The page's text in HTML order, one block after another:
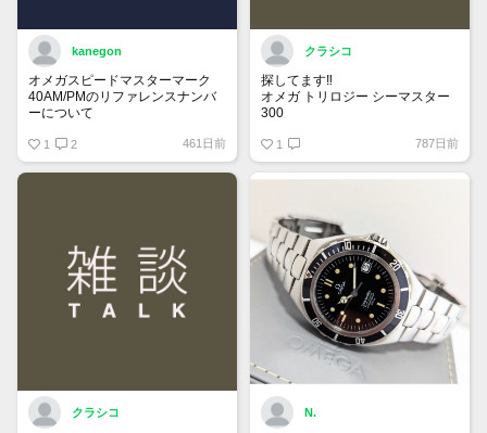
kanegon
オメガスピードマスターマーク
40AM/PMのリファレンスナンバ
ーについて
保証書にはREF:35205300とある
のですが、裏蓋の内側を見ると
175 0084
1 2 461日前
クラシコ
探してます‼️
オメガ トリロジー シーマスター
300
全て有り綺麗な個体をお持ちで
90万円前後で譲って頂ける方、
宜しくお願い致します。
1 787日前
クラシコ N.